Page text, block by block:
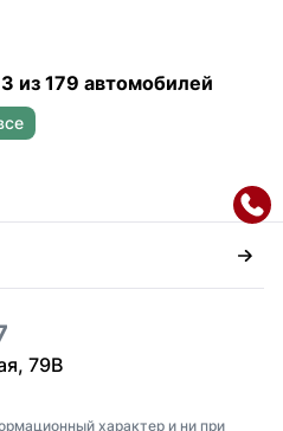
из 179 автомобилей
79В
характер и ни при